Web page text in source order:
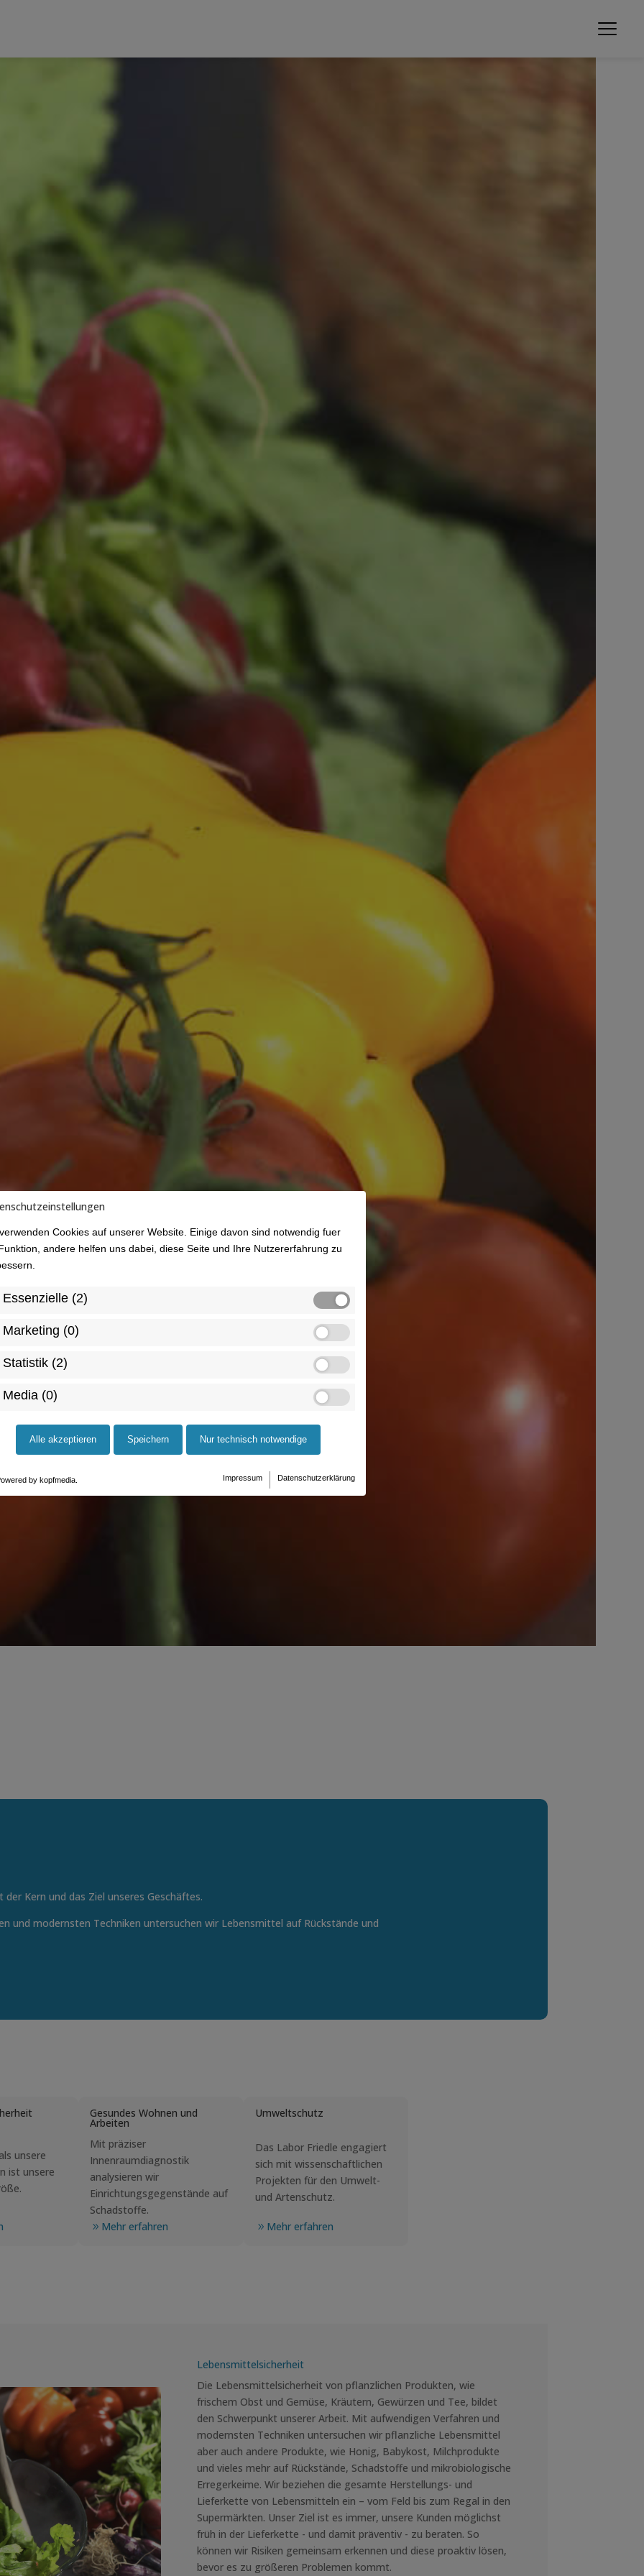
Cookies auf unserer Website. Einige davon sind notwendig fuer
andere helfen uns dabei, diese Seite und Ihre Nutzererfahrung zu
Essenzielle (2)
Marketing (0)
Statistik (2)
Media (0)
Alle akzeptieren Speichern Nur technisch notwendige
by kopfmedia. Impressum Datenschutzerklärung
Kern und das Ziel unseres Geschäftes.
und modernsten Techniken untersuchen wir Lebensmittel auf Rückstände und
unsere
ist unsere
Gesundes Wohnen und
Arbeiten
Mit präziser
Innenraumdiagnostik
analysieren wir
Einrichtungsgegenstände auf
Schadstoffe.
9 Mehr erfahren
Umweltschutz
Das Labor Friedle engagiert
sich mit wissenschaftlichen
Projekten für den Umwelt-
und Artenschutz.
9 Mehr erfahren
Lebensmittelsicherheit
Die Lebensmittelsicherheit von pflanzlichen Produkten, wie
frischem Obst und Gemüse, Kräutern, Gewürzen und Tee, bildet
den Schwerpunkt unserer Arbeit. Mit aufwendigen Verfahren und
modernsten Techniken untersuchen wir pflanzliche Lebensmittel
aber auch andere Produkte, wie Honig, Babykost, Milchprodukte
und vieles mehr auf Rückstände, Schadstoffe und mikrobiologische
Erregerkeime. Wir beziehen die gesamte Herstellungs- und
Lieferkette von Lebensmitteln ein – vom Feld bis zum Regal in den
Supermärkten. Unser Ziel ist es immer, unsere Kunden möglichst
früh in der Lieferkette - und damit präventiv - zu beraten. So
können wir Risiken gemeinsam erkennen und diese proaktiv lösen,
bevor es zu größeren Problemen kommt.